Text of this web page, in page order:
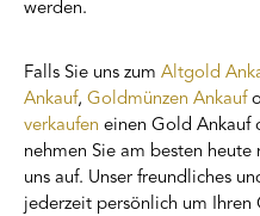
werden.
Falls Sie uns zum Altgold
Ankauf, Goldmünzen Ankauf
verkaufen einen Gold Ankauf
nehmen Sie am besten
uns auf. Unser freundliches
jederzeit persönlich um Ihren